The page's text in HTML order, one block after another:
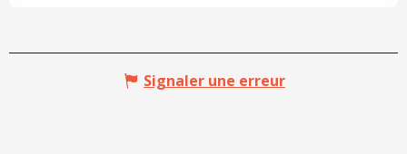
Signaler une erreur